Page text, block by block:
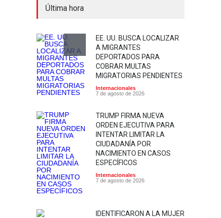
Última hora
EE. UU. BUSCA LOCALIZAR
A MIGRANTES
DEPORTADOS PARA
COBRAR MULTAS
MIGRATORIAS PENDIENTES
Internacionales
7 de agosto de 2026
TRUMP FIRMA NUEVA
ORDEN EJECUTIVA PARA
INTENTAR LIMITAR LA
CIUDADANÍA POR
NACIMIENTO EN CASOS
ESPECÍFICOS
Internacionales
7 de agosto de 2026
IDENTIFICARON A LA MUJER